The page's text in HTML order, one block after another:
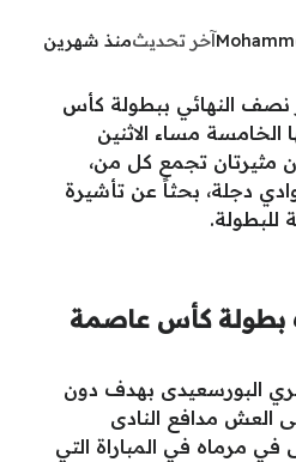
آخر تحديثمنذ شهرين
نصف النهائي ببطولة كأس
مساء الاثنين
مثيرتان تجمع كل من،
دجلة، بحثاً عن تأشيرة
للبطولة.
بطولة كأس عاصمة
البورسعيدى بهدف دون
مدافع النادى
مرماه في المباراة التي